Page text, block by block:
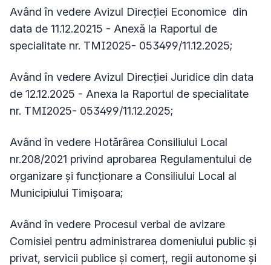
Având în vedere Avizul Direcției Economice din
data de 11.12.20215 - Anexă la Raportul de
specialitate nr. TMI2025- 053499/11.12.2025;
Având în vedere Avizul Direcției Juridice din data
de 12.12.2025 - Anexa la Raportul de specialitate
nr. TMI2025- 053499/11.12.2025;
Având în vedere Hotărârea Consiliului Local
nr.208/2021 privind aprobarea Regulamentului de
organizare și funcționare a Consiliului Local al
Municipiului Timișoara;
Având în vedere Procesul verbal de avizare
Comisiei pentru administrarea domeniului public şi
privat, servicii publice şi comerţ, regii autonome şi